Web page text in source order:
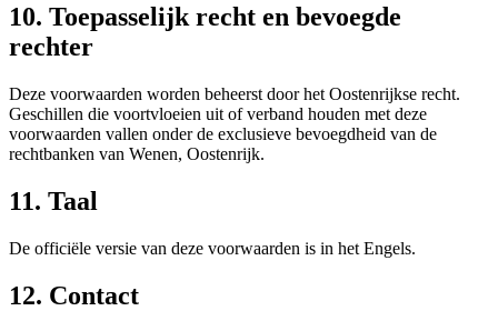
10. Toepasselijk recht en bevoegde
rechter
Deze voorwaarden worden beheerst door het Oostenrijkse recht.
Geschillen die voortvloeien uit of verband houden met deze
voorwaarden vallen onder de exclusieve bevoegdheid van de
rechtbanken van Wenen, Oostenrijk.
11. Taal
De officiële versie van deze voorwaarden is in het Engels.
12. Contact